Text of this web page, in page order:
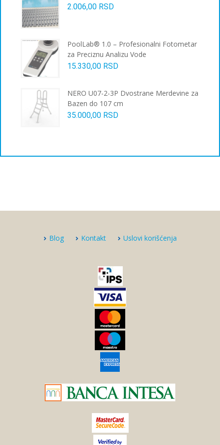
2.006,00 RSD
PoolLab® 1.0 – Profesionalni Fotometar
za Preciznu Analizu Vode
15.330,00 RSD
NERO U07-2-3P Dvostrane Merdevine za
Bazen do 107 cm
35.000,00 RSD
Blog Kontakt Uslovi korišćenja